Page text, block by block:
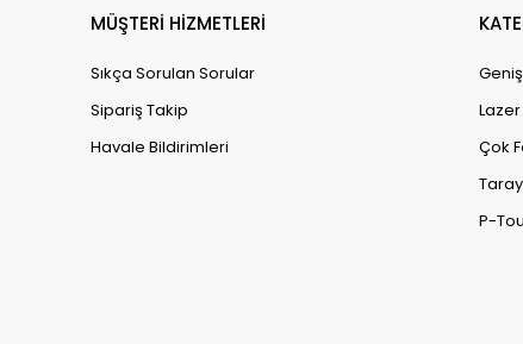
MÜŞTERİ HİZMETLERİ
Sıkça Sorulan Sorular
Sipariş Takip
Havale Bildirimleri
Lazer
Çok
P-